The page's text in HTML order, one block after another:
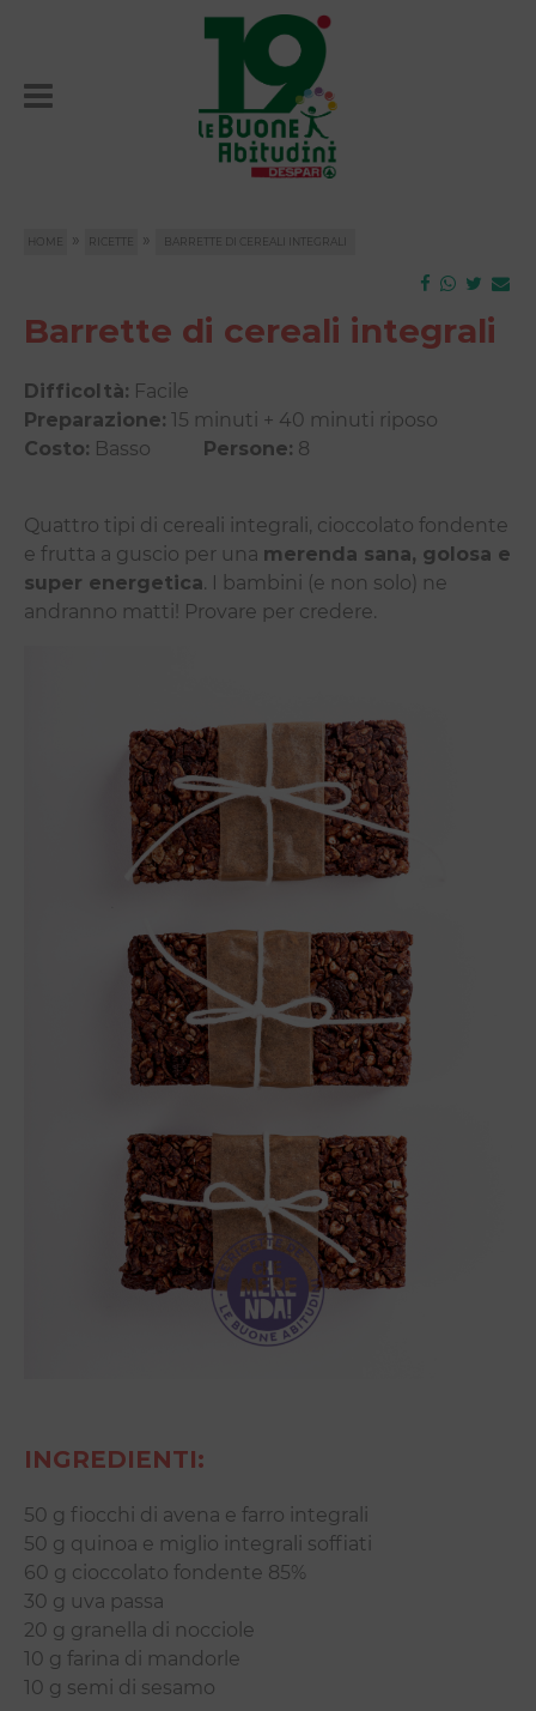
HOME » RICETTE » BARRETTE DI CEREALI INTEGRALI
Barrette di cereali integrali
Difficoltà: Facile
Preparazione: 15 minuti + 40 minuti riposo
Costo: Basso Persone: 8
Quattro tipi di cereali integrali, cioccolato fondente
e frutta a guscio per una merenda sana, golosa e
super energetica. I bambini (e non solo) ne
andranno matti! Provare per credere.
INGREDIENTI:
50 g fiocchi di avena e farro integrali
50 g quinoa e miglio integrali soffiati
60 g cioccolato fondente 85%
30 g uva passa
20 g granella di nocciole
10 g farina di mandorle
10 g semi di sesamo